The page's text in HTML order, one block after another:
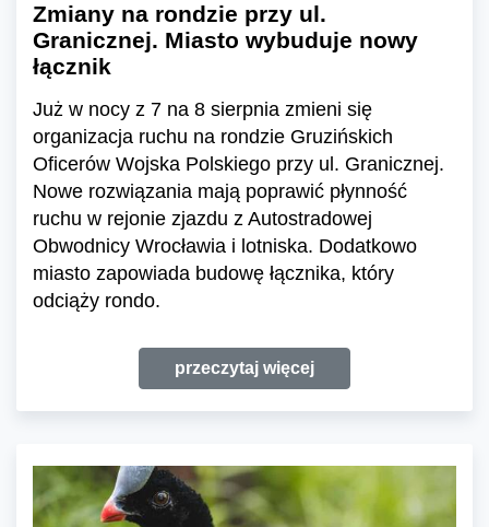
Zmiany na rondzie przy ul.
Granicznej. Miasto wybuduje nowy
łącznik
Już w nocy z 7 na 8 sierpnia zmieni się
organizacja ruchu na rondzie Gruzińskich
Oficerów Wojska Polskiego przy ul. Granicznej.
Nowe rozwiązania mają poprawić płynność
ruchu w rejonie zjazdu z Autostradowej
Obwodnicy Wrocławia i lotniska. Dodatkowo
miasto zapowiada budowę łącznika, który
odciąży rondo.
przeczytaj więcej